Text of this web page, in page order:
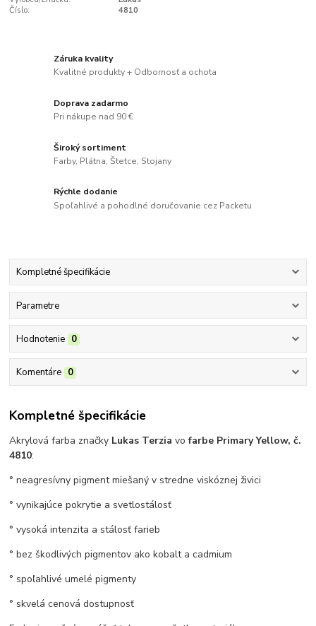
Číslo:
4810
Záruka kvality
Kvalitné produkty + Odbornosť a ochota
Doprava zadarmo
Pri nákupe nad 90 €
Široký sortiment
Farby, Plátna, Štetce, Stojany
Rýchle dodanie
Spoľahlivé a pohodlné doručovanie cez Packetu
Kompletné špecifikácie
Parametre
Hodnotenie 0
Komentáre 0
Kompletné špecifikácie
Akrylová farba značky Lukas Terzia vofarbe Primary Yellow, č.
4810:
° neagresívny pigment miešaný v stredne viskóznej živici
° vynikajúce pokrytie a svetlostálosť
° vysoká intenzita a stálosť farieb
° bez škodlivých pigmentov ako kobalt a cadmium
° spoľahlivé umelé pigmenty
° skvelá cenová dostupnosť